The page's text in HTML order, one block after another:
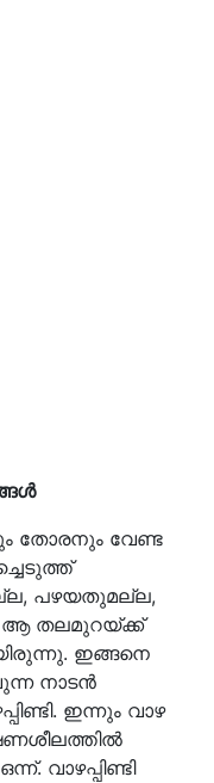
തോരനും വേണ്ട
പഴയതുമല്ല,
ആ തലമുറയ്ക്ക്
ഇങ്ങനെ
നാടന്‍
ഇന്നും വാഴ
വാഴപ്പിണ്ടി